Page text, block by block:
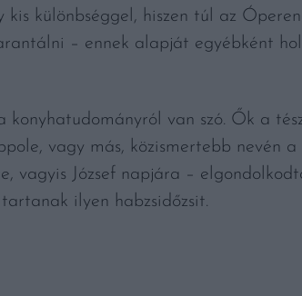
kis különbséggel, hiszen túl az
– ennek alapját egyébként
konyhatudományról van szó. Ők a
vagy más, közismertebb nevén
vagyis József napjára –
ilyen habzsidőzsit.